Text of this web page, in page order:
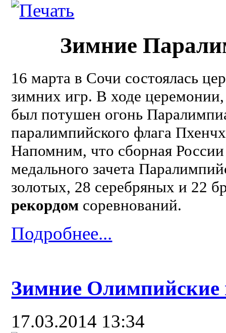
Зимние
16 марта в Сочи состоялась
зимних игр. В ходе
был потушен огонь
паралимпийского флага
Напомним, что сборная
медального зачета
золотых, 28 серебряных и 22
рекордом соревнований.
Подробнее...
Зимние Олимпийские
17.03.2014 13:34